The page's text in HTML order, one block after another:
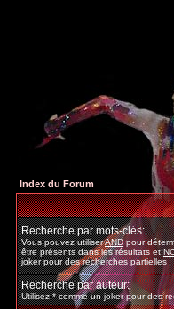
Index du Forum
Recherche par mots-clés:
Vous pouvez utiliserANDpour
être présents dans les résultats et
joker pour des recherches partielles
Recherche par auteur:
Utilisez * comme un joker pour des